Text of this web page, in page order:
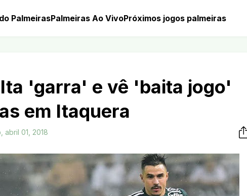
PalmeirasPalmeiras Ao VivoPróximos jogos palmeiras
'garra' e vê 'baita jogo'
em Itaquera
abril 01, 2018